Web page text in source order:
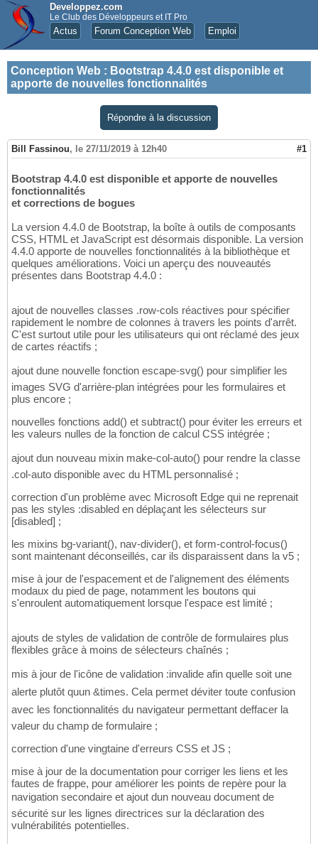
Developpez.com
Le Club des Développeurs et IT Pro
Actus Forum Conception Web Emploi
Conception Web : Bootstrap 4.4.0 est disponible et
apporte de nouvelles fonctionnalités
Répondre à la discussion
Bill Fassinou, le 27/11/2019 à 12h40 #1
Bootstrap 4.4.0 est disponible et apporte de nouvelles
fonctionnalités
et corrections de bogues
La version 4.4.0 de Bootstrap, la boîte à outils de composants
CSS, HTML et JavaScript est désormais disponible. La version
4.4.0 apporte de nouvelles fonctionnalités à la bibliothèque et
quelques améliorations. Voici un aperçu des nouveautés
présentes dans Bootstrap 4.4.0 :
ajout de nouvelles classes .row-cols réactives pour spécifier
rapidement le nombre de colonnes à travers les points d'arrêt.
C'est surtout utile pour les utilisateurs qui ont réclamé des jeux
de cartes réactifs ;
ajout dune nouvelle fonction escape-svg() pour simplifier les
images SVG d'arrière-plan intégrées pour les formulaires et
plus encore ;
nouvelles fonctions add() et subtract() pour éviter les erreurs et
les valeurs nulles de la fonction de calcul CSS intégrée ;
ajout dun nouveau mixin make-col-auto() pour rendre la classe
.col-auto disponible avec du HTML personnalisé ;
correction d'un problème avec Microsoft Edge qui ne reprenait
pas les styles :disabled en déplaçant les sélecteurs sur
[disabled] ;
les mixins bg-variant(), nav-divider(), et form-control-focus()
sont maintenant déconseillés, car ils disparaissent dans la v5 ;
mise à jour de l'espacement et de l'alignement des éléments
modaux du pied de page, notamment les boutons qui
s'enroulent automatiquement lorsque l'espace est limité ;
ajouts de styles de validation de contrôle de formulaires plus
flexibles grâce à moins de sélecteurs chaînés ;
mis à jour de l'icône de validation :invalide afin quelle soit une
alerte plutôt quun &times. Cela permet déviter toute confusion
avec les fonctionnalités du navigateur permettant deffacer la
valeur du champ de formulaire ;
correction d'une vingtaine d'erreurs CSS et JS ;
mise à jour de la documentation pour corriger les liens et les
fautes de frappe, pour améliorer les points de repère pour la
navigation secondaire et ajout dun nouveau document de
sécurité sur les lignes directrices sur la déclaration des
vulnérabilités potentielles.